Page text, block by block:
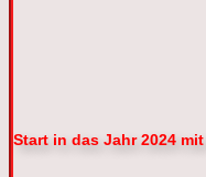
Start in das Jahr 2024